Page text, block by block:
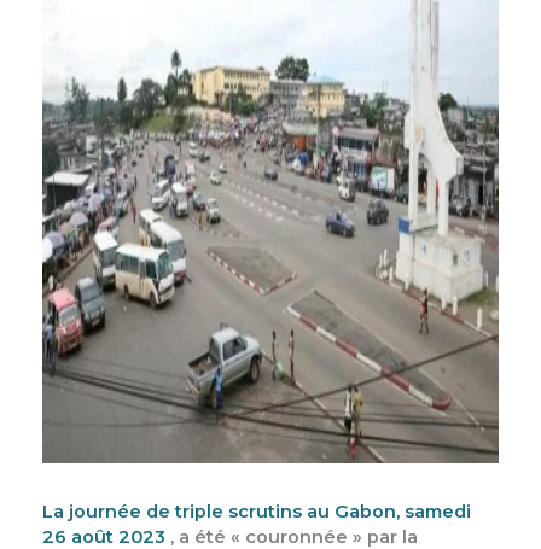
La journée de triple scrutins au Gabon, samedi
26 août 2023 , a été « couronnée » par la